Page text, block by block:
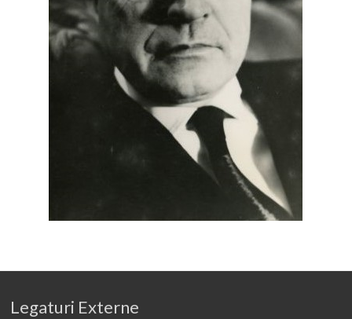
Legaturi Externe